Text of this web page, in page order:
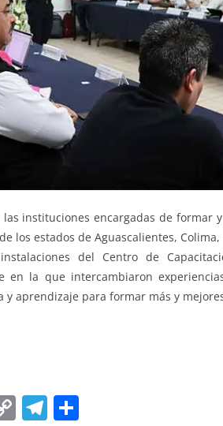
instituciones encargadas de formar
los estados de Aguascalientes,
del Centro de
en la que intercambiaron
y aprendizaje para formar más y
C T